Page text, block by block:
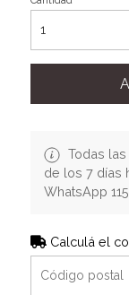
Todas
de los 7 días
WhatsApp
Calculá el